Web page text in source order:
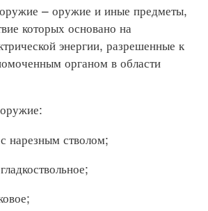
– оружие и иные предметы,
которых основано на
энергии, разрешенные к
органом в области
нарезным стволом;